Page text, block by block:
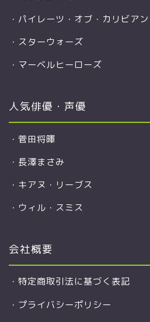
・ パイレーツ・オブ・カリビアン
・ スターウォーズ
・ マーベルヒーローズ
人気俳優・声優
・ 菅田将暉
・ 長澤まさみ
・ キアヌ・リーブス
・ ウィル・スミス
会社概要
・ 特定商取引法に基づく表記
・ プライバシーポリシー